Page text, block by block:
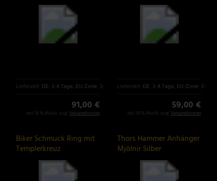
Lieferzeit: DE: 3-4 Tage, EU-Zone: 3-6 Tage
91,00 €
inkl. 19 % MwSt. zzgl. Versandkosten
Lieferzeit: DE: 3-4 Tage, EU-Zone: 3-6
59,00 €
inkl. 19 % MwSt. zzgl. Versandkosten
Biker Schmuck Ring mit
Templerkreuz
Thors Hammer Anhänger
Mjölnir Silber